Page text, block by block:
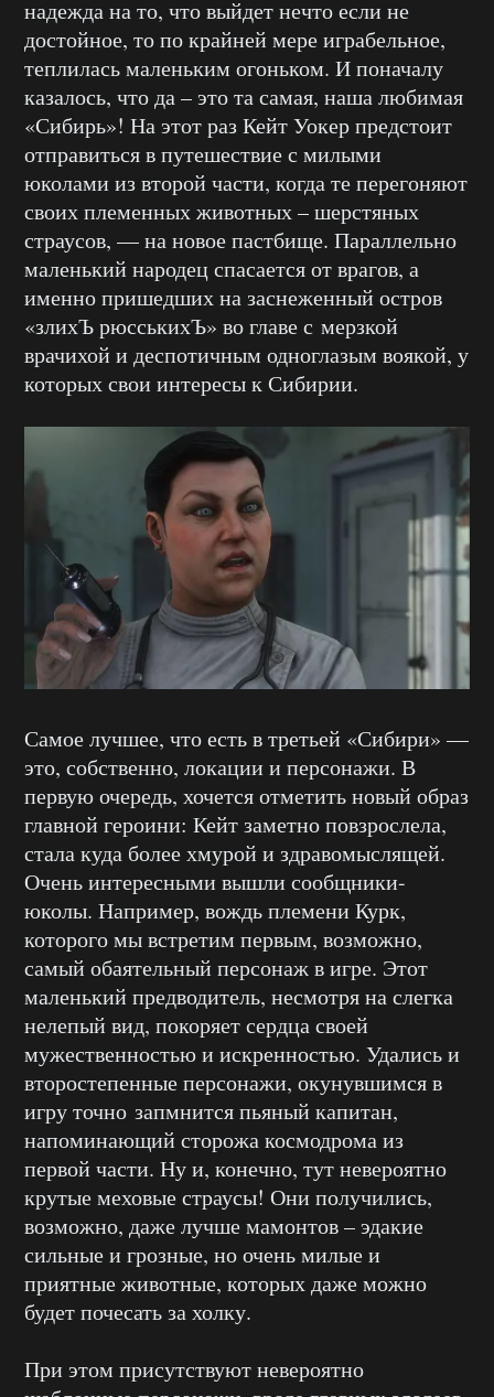
надежда на то, что выйдет нечто если не
достойное, то по крайней мере играбельное,
теплилась маленьким огоньком. И поначалу
казалось, что да – это та самая, наша любимая
«Сибирь»! На этот раз Кейт Уокер предстоит
отправиться в путешествие с милыми
юколами из второй части, когда те перегоняют
своих племенных животных – шерстяных
страусов, — на новое пастбище. Параллельно
маленький народец спасается от врагов, а
именно пришедших на заснеженный остров
«злихЪ рюсськихЪ» во главе с мерзкой
врачихой и деспотичным одноглазым воякой, у
которых свои интересы к Сибирии.
Самое лучшее, что есть в третьей «Сибири» —
это, собственно, локации и персонажи. В
первую очередь, хочется отметить новый образ
главной героини: Кейт заметно повзрослела,
стала куда более хмурой и здравомыслящей.
Очень интересными вышли сообщники-
юколы. Например, вождь племени Курк,
которого мы встретим первым, возможно,
самый обаятельный персонаж в игре. Этот
маленький предводитель, несмотря на слегка
нелепый вид, покоряет сердца своей
мужественностью и искренностью. Удались и
второстепенные персонажи, окунувшимся в
игру точно запмнится пьяный капитан,
напоминающий сторожа космодрома из
первой части. Ну и, конечно, тут невероятно
крутые меховые страусы! Они получились,
возможно, даже лучше мамонтов – эдакие
сильные и грозные, но очень милые и
приятные животные, которых даже можно
будет почесать за холку.
При этом присутствуют невероятно